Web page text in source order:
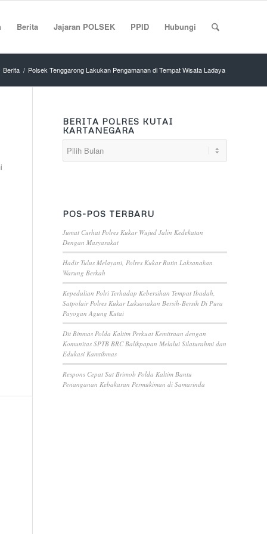
Berita Jajaran POLSEK PPID Hubungi
Berita / Polsek Tenggarong Lakukan Pengamanan di Tempat Wisata Ladaya
BERITA POLRES KUTAI
KARTANEGARA
POS-POS TERBARU
Jumat Curhat Polres Kukar Wujud Jalin Kedekatan
Dengan Masyarakat
Hadir Tulus Melayani, Polres Kukar Rutin Laksanakan
Warung Berkah
Kepedulian Polri Terhadap Kebersihan Tempat Ibadah,
Satpolair Polres Kukar Laksanakan Bersih-Bersih Di Pura
Payogan Agung Kutai
Dit Binmas Polda Kaltim Perkuat Kemitraan dengan
Komunitas SPTB BRC Balikpapan Melalui Silaturahmi dan
Edukasi Kamtibmas
Respons Cepat Sat Brimob Polda Kaltim Bantu
Penanganan Kebakaran Permukiman di Samarinda